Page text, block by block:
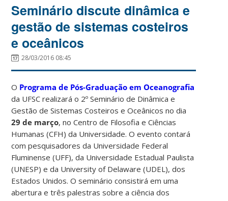
Seminário discute dinâmica e
gestão de sistemas costeiros
e oceânicos
28/03/2016 08:45
O Programa de Pós-Graduação em Oceanografia
da UFSC realizará o 2º Seminário de Dinâmica e
Gestão de Sistemas Costeiros e Oceânicos no dia
29 de março, no Centro de Filosofia e Ciências
Humanas (CFH) da Universidade. O evento contará
com pesquisadores da Universidade Federal
Fluminense (UFF), da Universidade Estadual Paulista
(UNESP) e da University of Delaware (UDEL), dos
Estados Unidos. O seminário consistirá em uma
abertura e três palestras sobre a ciência dos